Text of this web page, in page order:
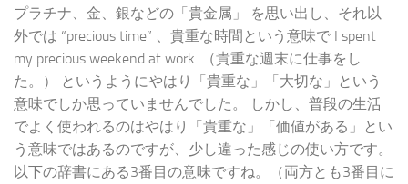
プラチナ、金、銀などの「貴金属」 を思い出し、それ以
外では “precious time” 、貴重な時間という意味で I spent
my precious weekend at work. （貴重な週末に仕事をし
た。） というようにやはり「貴重な」「大切な」という
意味でしか思っていませんでした。 しかし、普段の生活
でよく使われるのはやはり「貴重な」「価値がある」とい
う意味ではあるのですが、少し違った感じの使い方です。
以下の辞書にある3番目の意味ですね。（両方とも3番目に